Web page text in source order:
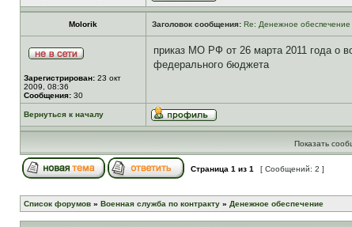
Molorik Заголовок сообщения: Re: Денежное обеспечение
Зарегистрирован: 23 окт
2009, 08:36
Сообщения: 30
приказ МО РФ от 26 марта 2011 года о
федерального бюджета
Вернуться к началу
Показать
Страница 1 из 1 [ Сообщений: 2 ]
Список форумов » Военная служба по контракту » Денежное обеспечение